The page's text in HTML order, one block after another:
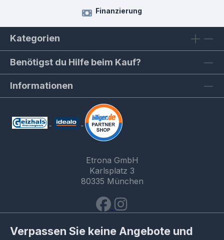
Finanzierung
Kategorien
Benötigst du Hilfe beim Kauf?
Informationen
Etrona GmbH
Karlsplatz 3
80335 München
Verpassen Sie keine Angebote und